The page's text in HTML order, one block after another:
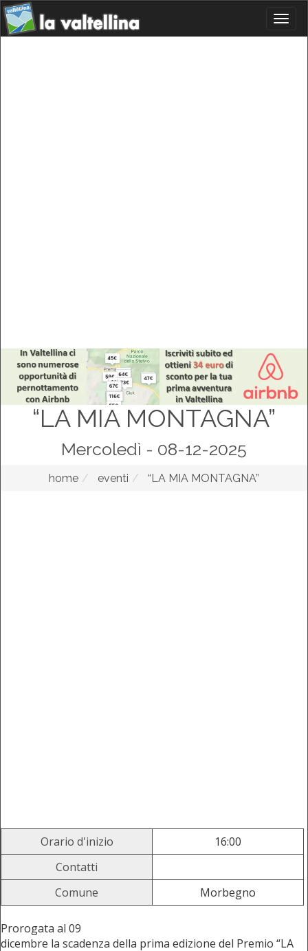
“LA MIA MONTAGNA”
Mercoledì - 08-12-2025
home eventi “LA MIA MONTAGNA”
Orario d'inizio
16:00
Contatti
Comune
Morbegno
Prorogata al 09
dicembre la scadenza della prima edizione del Premio “LA